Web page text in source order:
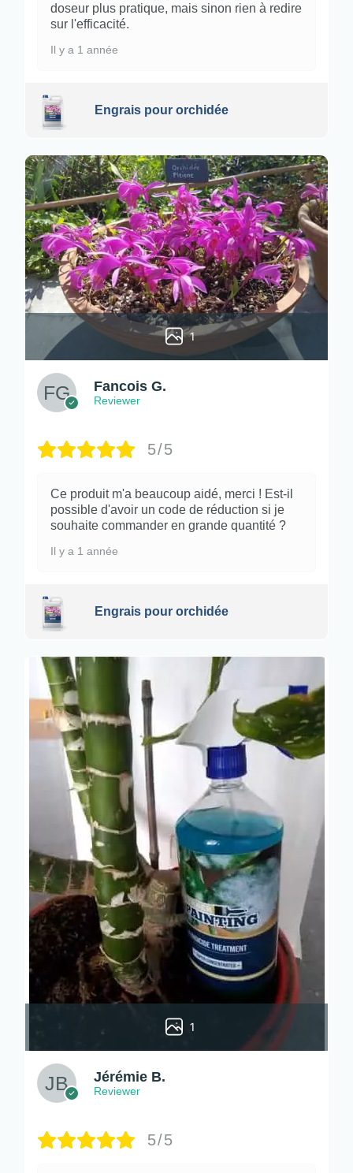
doseur plus pratique, mais sinon rien à redire
sur l'efficacité.
Il y a 1 année
Engrais pour orchidée
1
Fancois G.
Reviewer
5/5
Ce produit m'a beaucoup aidé, merci ! Est-il
possible d'avoir un code de réduction si je
souhaite commander en grande quantité ?
Il y a 1 année
Engrais pour orchidée
1
Jérémie B.
Reviewer
5/5